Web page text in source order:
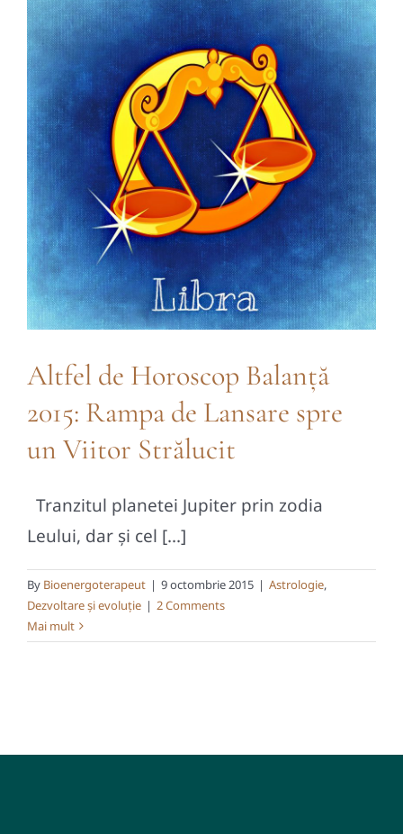
Altfel de Horoscop Balanță
2015: Rampa de Lansare spre
un Viitor Strălucit
Tranzitul planetei Jupiter prin zodia
Leului, dar și cel [...]
By Bioenergoterapeut | 9 octombrie 2015 | Astrologie,
Dezvoltare și evoluție | 2 Comments
Mai mult